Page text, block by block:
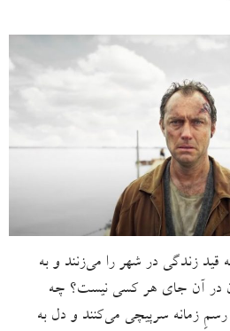
قید زندگی در شهر را می‌زنند و به
در آن جای هر کسی نیست؟ چه
رسمِ زمانه سرپیچی می‌کنند و دل به